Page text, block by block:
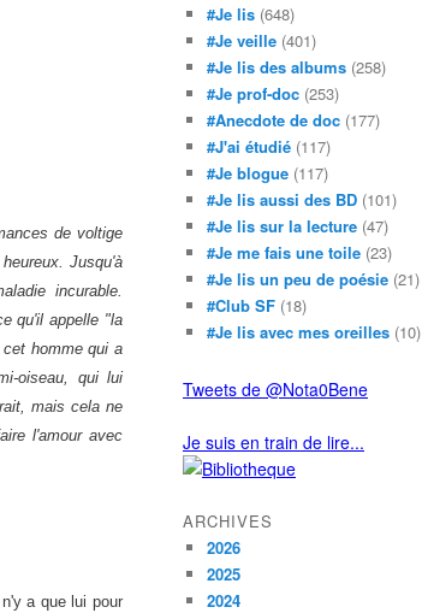
de voltige
Jusqu'à
incurable.
qu'il appelle "la
homme qui a
oiseau, qui lui
mais cela ne
l'amour avec
a que lui pour
#Je lis (648)
#Je veille (401)
#Je lis des albums (258)
#Je prof-doc (253)
#Anecdote de doc (177)
#J'ai étudié (117)
#Je blogue (117)
#Je lis aussi des BD (101)
#Je lis sur la lecture (47)
#Je me fais une toile (23)
#Je lis un peu de poésie (21)
#Club SF (18)
#Je lis avec mes oreilles (10)
Tweets de @Nota0Bene
Je suis en train de lire...
ARCHIVES
2026
2025
2024